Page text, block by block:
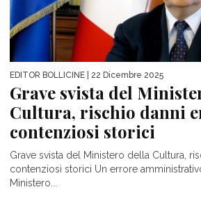
EDITOR BOLLICINE | 22 Dicembre 2025
Grave svista del
Cultura, rischio danni
contenziosi storici
Grave svista del Ministero della Cultura,
contenziosi storici Un errore
Ministero...